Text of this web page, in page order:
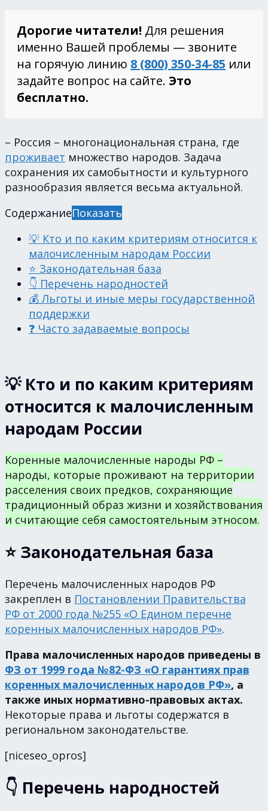
Дорогие читатели! Для решения
именно Вашей проблемы — звоните
на горячую линию 8 (800) 350-34-85 или
задайте вопрос на сайте. Это
бесплатно.
– Россия – многонациональная страна, где
проживает множество народов. Задача
сохранения их самобытности и культурного
разнообразия является весьма актуальной.
СодержаниеПоказать
💡 Кто и по каким критериям относится к
малочисленным народам России
⭐ Законодательная база
👇 Перечень народностей
💰 Льготы и иные меры государственной
поддержки
❓ Часто задаваемые вопросы
💡 Кто и по каким критериям
относится к малочисленным
народам России
Коренные малочисленные народы РФ –
народы, которые проживают на территории
расселения своих предков, сохраняющие
традиционный образ жизни и хозяйствования
и считающие себя самостоятельным этносом.
⭐ Законодательная база
Перечень малочисленных народов РФ
закреплен в Постановлении Правительства
РФ от 2000 года №255 «О Едином перечне
коренных малочисленных народов РФ».
Права малочисленных народов приведены в
ФЗ от 1999 года №82-ФЗ «О гарантиях прав
коренных малочисленных народов РФ», а
также иных нормативно-правовых актах.
Некоторые права и льготы содержатся в
региональном законодательстве.
[niceseo_opros]
👇 Перечень народностей